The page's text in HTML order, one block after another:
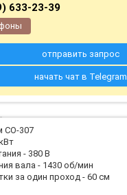
СО-307
- 380 В
вала - 1430 об/мин
за один проход - 60 см
633-23-39
отправить запрос
начать чат в Telegram